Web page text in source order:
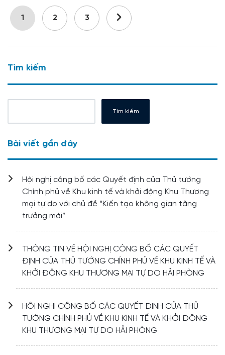
1 2 3
Tìm kiếm
Tìm kiếm
Bài viết gần đây
Hội nghị công bố các Quyết định của Thủ tướng
Chính phủ về Khu kinh tế và khởi động Khu Thương
mại tự do với chủ đề “Kiến tạo không gian tăng
trưởng mới”
THÔNG TIN VỀ HỘI NGHỊ CÔNG BỐ CÁC QUYẾT
ĐỊNH CỦA THỦ TƯỚNG CHÍNH PHỦ VỀ KHU KINH TẾ VÀ
KHỞI ĐỘNG KHU THƯƠNG MẠI TỰ DO HẢI PHÒNG
HỘI NGHỊ CÔNG BỐ CÁC QUYẾT ĐỊNH CỦA THỦ
TƯỚNG CHÍNH PHỦ VỀ KHU KINH TẾ VÀ KHỞI ĐỘNG
KHU THƯƠNG MẠI TỰ DO HẢI PHÒNG